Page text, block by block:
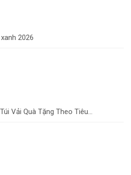
2026
Vải Quà Tặng Theo Tiêu...